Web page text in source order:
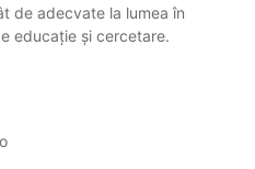
de adecvate la lumea în
educație și cercetare.